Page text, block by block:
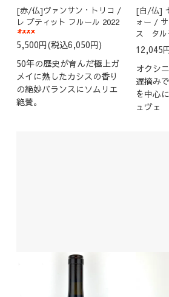
[赤/仏]ヴァンサン・トリコ /
レ プティット フルール 2022
5,500円(税込6,050円)
50年の歴史が育んだ極上ガ
メイに熟したカシスの香り
の絶妙バランスにソムリエ
絶賛。
[白/仏]
ォー /
ス タル
12,045
オクシ
遅摘み
を中心
ュヴェ